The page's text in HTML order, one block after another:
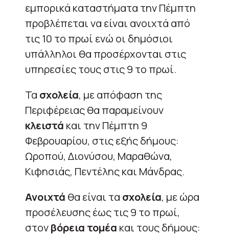
εμπορικά καταστήματα την Πέμπτη
προβλέπεται να είναι ανοιχτά από
τις 10 το πρωί ενώ οι δημόσιοι
υπάλληλοι θα προσέρχονται στις
υπηρεσίες τους στις 9 το πρωί.
Τα σχολεία, με απόφαση της
Περιφέρειας θα παραμείνουν
κλειστά και την Πέμπτη 9
Φεβρουαρίου, στις εξής δήμους:
Ωροπού, Διονύσου, Μαραθώνα,
Κιφησιάς, Πεντέλης και Μάνδρας.
Ανοιχτά θα είναι τα σχολεία, με ώρα
προσέλευσης έως τις 9 το πρωί,
στονβόρεια τομέα και τους δήμους: